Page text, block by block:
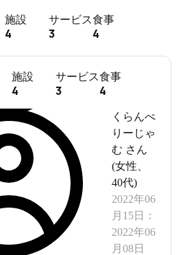
施設
4
サービス
3
食事
4
施設
4
サービス
3
食事
4
くらんべ
りーじゃ
む さん
(女性
40代)
2022年06
月15日
：
2022年06
月08日